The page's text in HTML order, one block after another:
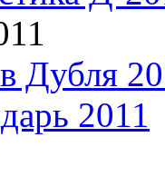
Дубля
2011